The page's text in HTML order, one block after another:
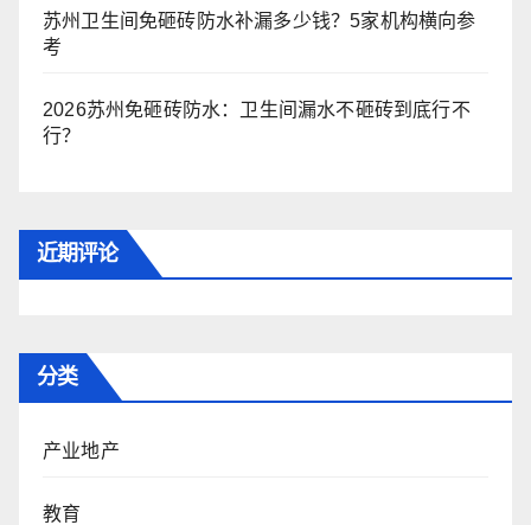
苏州卫生间免砸砖防水补漏多少钱？5家机构横向参
考
2026苏州免砸砖防水：卫生间漏水不砸砖到底行不
行？
近期评论
分类
产业地产
教育